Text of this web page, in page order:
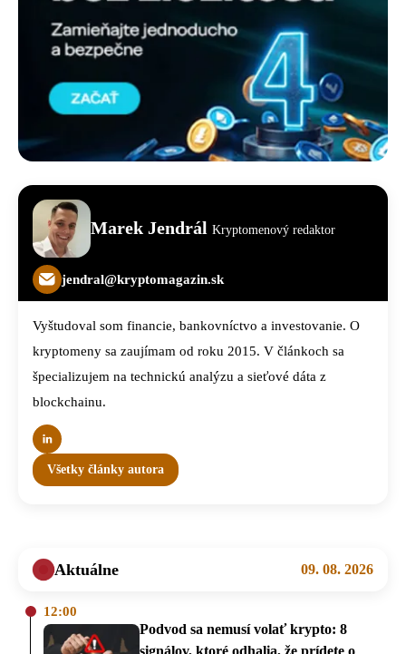
Marek Jendrál Kryptomenový redaktor
jendral@kryptomagazin.sk
Vyštudoval som financie, bankovníctvo a investovanie. O
kryptomeny sa zaujímam od roku 2015. V článkoch sa
špecializujem na technickú analýzu a sieťové dáta z
blockchainu.
Všetky články autora
Aktuálne 09. 08. 2026
12:00
Podvod sa nemusí volať krypto: 8
signálov, ktoré odhalia, že prídete o